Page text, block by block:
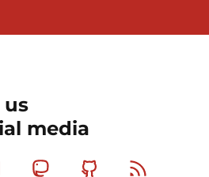
us
media
Linkedin MastodonGithub